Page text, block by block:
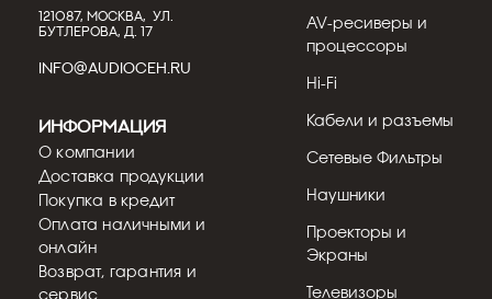
121087, МОСКВА, УЛ.
БУТЛЕРОВА, Д. 17
INFO@AUDIOCEH.RU
AV-ресиверы и
процессоры
Hi-Fi
Кабели и разъемы
Сетевые Фильтры
Наушники
Проекторы и
Экраны
Телевизоры
Информация
О компании
Доставка продукции
Покупка в кредит
Оплата наличными и
онлайн
Возврат, гарантия и